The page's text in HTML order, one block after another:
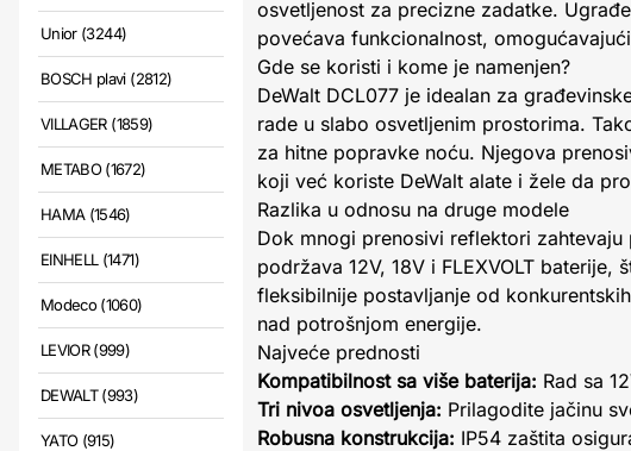
Unior (3244)
BOSCH plavi (2812)
VILLAGER (1859)
METABO (1672)
HAMA (1546)
EINHELL (1471)
Modeco (1060)
LEVIOR (999)
DEWALT (993)
YATO (915)
osvetljenost za precizne zadatke.
povećava funkcionalnost,
Gde se koristi i kome je namenjen?
DeWalt DCL077 je idealan za
rade u slabo osvetljenim prostorima.
za hitne popravke noću. Njegova
koji već koriste DeWalt alate i žele da
Razlika u odnosu na druge modele
Dok mnogi prenosivi reflektori zahtevaju
podržava 12V, 18V i FLEXVOLT
fleksibilnije postavljanje od
nad potrošnjom energije.
Najveće prednosti
Kompatibilnost sa više baterija: Rad sa
Tri nivoa osvetljenja: Prilagodite jačinu
Robusna konstrukcija: IP54 zaštita